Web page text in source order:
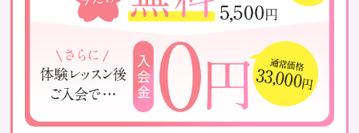
無理をせず自分のペースで参加する
おすすめのピラティススタジオまとめ